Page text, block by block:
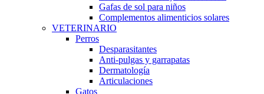
Gafas de sol para niños
Complementos alimenticios solares
VETERINARIO
Perros
Desparasitantes
Anti-pulgas y garrapatas
Dermatología
Articulaciones
Gatos